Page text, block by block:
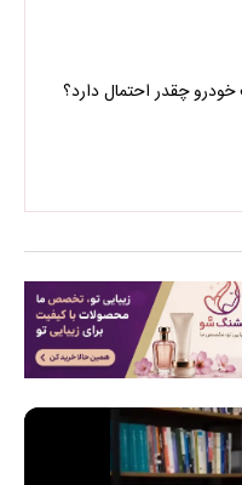
چقدر احتمال دارد؟